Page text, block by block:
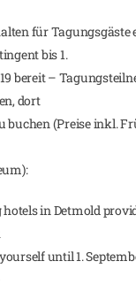
für Tagungsgäste
bis 1.
bereit –
dort
buchen (Preise inkl.
in Detmold
until 1.